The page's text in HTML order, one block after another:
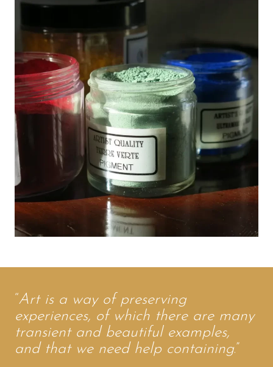
“Art is a way of preserving
experiences, of which there are many
transient and beautiful examples,
and that we need help containing.”